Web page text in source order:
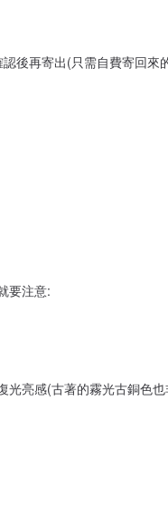
後再寄出(只需自費寄回來
要注意:
光亮感(古著的霧光古銅色